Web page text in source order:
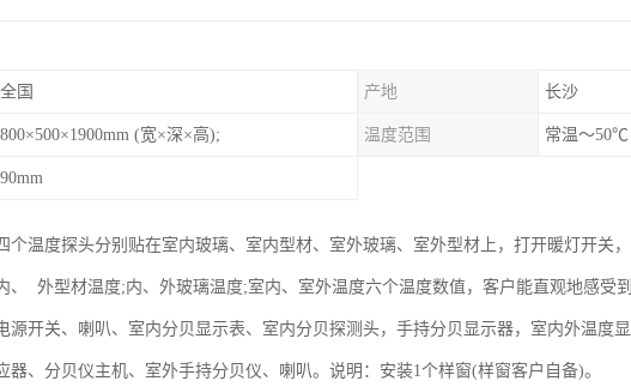
全国 产地 长沙
800×500×1900mm (宽×深×高); 温度范围 常温～50℃
90mm
个温度探头分别贴在室内玻璃、室内型材、室外玻璃、室外型材上，打开暖灯开关
、 外型材温度;内、外玻璃温度;室内、室外温度六个温度数值，客户能直观地感受
源开关、喇叭、室内分贝显示表、室内分贝探测头，手持分贝显示器，室内外温度
器、分贝仪主机、室外手持分贝仪、喇叭。说明：安装1个样窗(样窗客户自备)。